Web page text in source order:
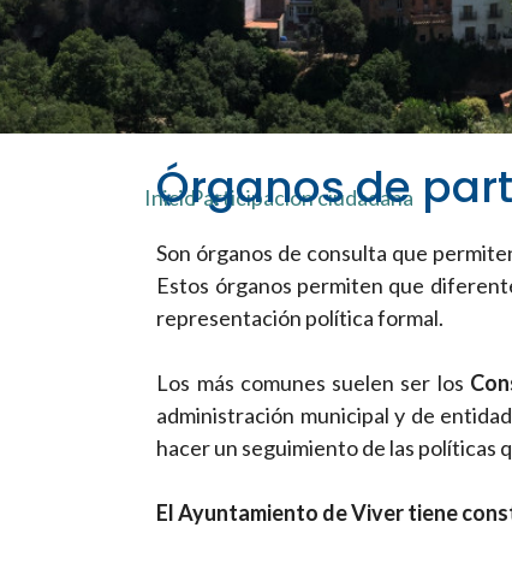
InicioParticipación ciudadana
Órganos de
Son órganos de consulta que
Estos órganos permiten que
representación política formal.
Los más comunes suelen ser los
administración municipal y de
hacer un seguimiento de las políticas
El Ayuntamiento de Viver tiene